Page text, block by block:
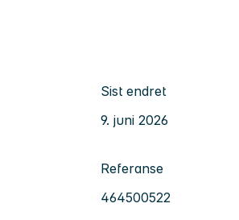
Sist endret
9. juni 2026
Referanse
464500522